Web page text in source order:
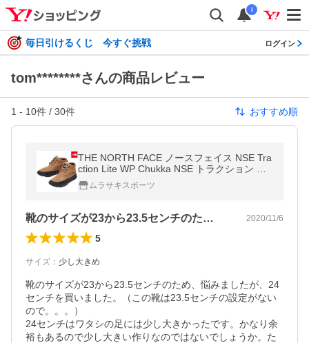
i
毎日引けるくじ 今すぐ挑戦 ログイン
tom********さんの商品レビュー
1 - 10件 / 30件 おすすめ順
THE NORTH FACE ノースフェイス NSE Tra
ction Lite WP Chukka NSE トラクション ラ
イト WP チャッカ NF52085 UB ブーツ HH3
I22ムラサキスポーツ
靴のサイズが23から23.5センチのた… 2020/11/6
5
サイズ ： 少し大きめ
靴のサイズが23から23.5センチのため、悩みましたが、24
センチを買いました。（この靴は23.5センチの設定がない
ので。。。）
24センチはワタシの足には少し大きかったです。かなり余
裕もあるので少し大きい作りなのではないでしょうか。た